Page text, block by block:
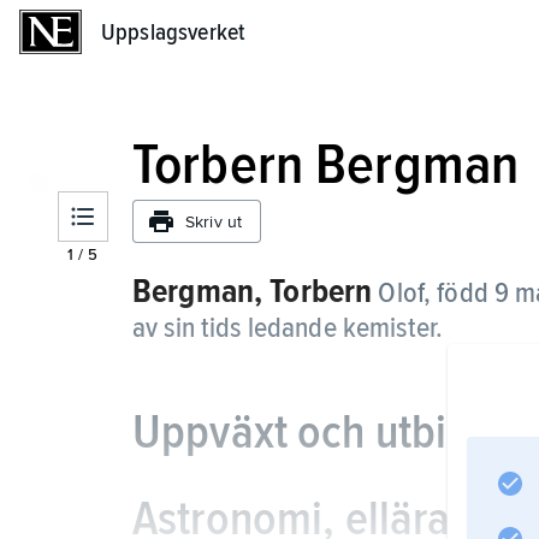
Uppslagsverket
1 / 5
Torbern Bergman
Skriv ut
Bergman, Torbern Olof,född 9
av sin tids ledande kemister.
Uppväxt och utbildning
Astronomi, ellära